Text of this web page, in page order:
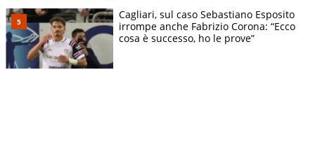
Cagliari, sul caso Sebastiano Esposito
irrompe anche Fabrizio Corona: “Ecco
cosa è successo, ho le prove”